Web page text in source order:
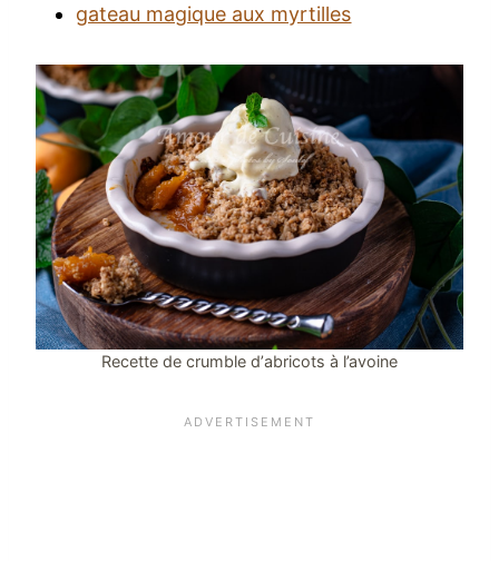
gateau magique aux myrtilles
Recette de crumble d’abricots à l’avoine